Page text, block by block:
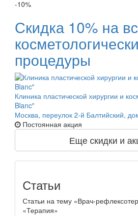
-10%
Скидка 10% на
процедуры
Клиника пластической хирургии и
Blanc"
Москва, переулок 2-й Балтийский,
Постоянная акция
Еще скидки и
Статьи
Статьи на тему «Врач-
«Терапия»